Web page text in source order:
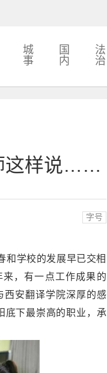
城
事
国
内
法
治
这样说……
字号
和学校的发展早已交相
，有一点工作成果的
西安翻译学院深厚的感
底下最崇高的职业，承